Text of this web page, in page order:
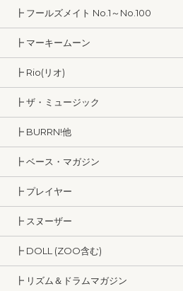
┣ フールズメイト No.1～No.100
┣ マーキームーン
┣ Rio(リオ)
┣ ザ・ミュージック
┣ BURRN!他
┣ ベース・マガジン
┣ プレイヤー
┣ スヌーザー
┣ DOLL (ZOO含む)
┣ リズム＆ドラムマガジン